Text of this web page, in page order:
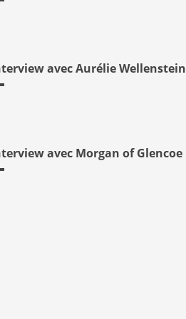
avec Aurélie Wellenstein
avec Morgan of Glencoe